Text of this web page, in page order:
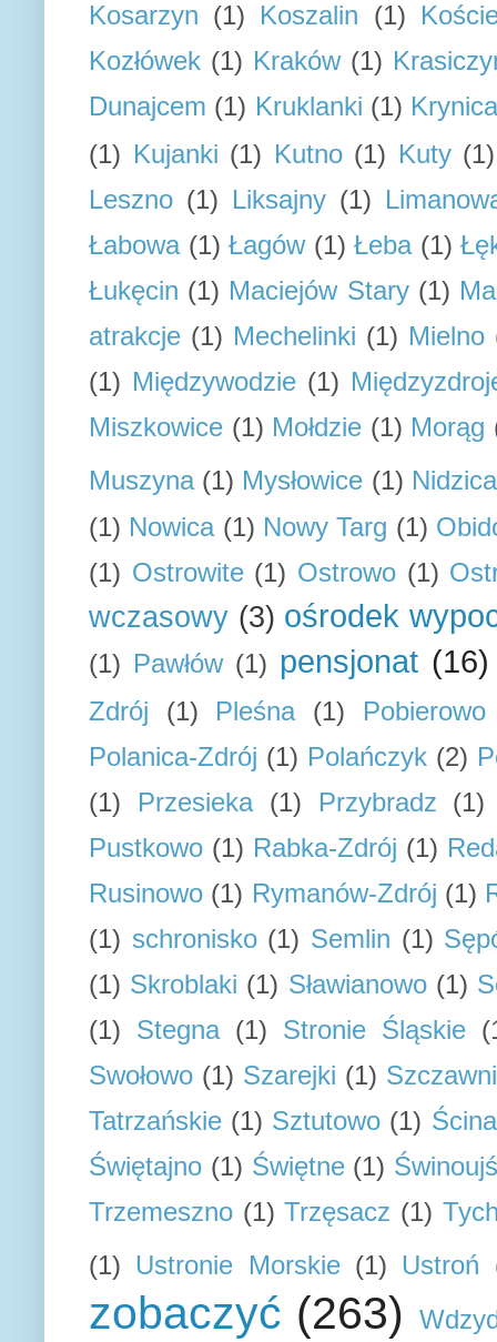
Kosarzyn (1) Koszalin (1)
Kozłówek (1) Kraków (1)
Dunajcem (1) Kruklanki (1)
(1)
Kujanki (1) Kutno (1) Kuty (1)
Leszno (1) Liksajny (1)
Łabowa (1) Łagów (1) Łeba (1)
Łukęcin (1) Maciejów Stary (1)
atrakcje (1) Mechelinki (1) Mielno
(1) Międzywodzie (1)
Miszkowice (1) Mołdzie (1) Morąg
Muszyna (1) Mysłowice (1) Nidzica
(1) Nowica (1) Nowy Targ (1)
(1) Ostrowite (1) Ostrowo (1)
wczasowy (3) ośrodek
(1) Pawłów (1) pensjonat (16)
Zdrój (1) Pleśna (1)
Pobierowo
Polanica-Zdrój (1) Polańczyk (2)
(1)
Przesieka (1) Przybradz
(1)
Pustkowo (1) Rabka-Zdrój (1)
Rusinowo (1) Rymanów-Zdrój (1)
(1) schronisko (1) Semlin (1)
(1) Skroblaki (1) Sławianowo (1)
(1)
Stegna (1) Stronie Śląskie
Swołowo (1) Szarejki (1)
Tatrzańskie (1) Sztutowo (1)
Świętajno (1) Świętne (1)
Trzemeszno (1) Trzęsacz (1)
(1) Ustronie Morskie (1) Ustroń
zobaczyć (263)